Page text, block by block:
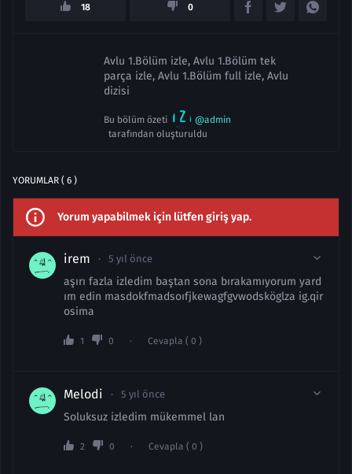
18 0
Avlu 1.Bölüm izle, Avlu 1.Bölüm tek
parça izle, Avlu 1.Bölüm full izle, Avlu
dizisi
Bu bölüm özeti
@admin
tarafından oluşturuldu
YORUMLAR ( 6 )
Yorum yapabilmek için lütfen giriş yap.
irem 5 yıl önce
aşırı fazla izledim baştan sona bırakamıyorum yard
ım edin masdokfmadsoıfjkewagfgvwodsköglza ig.qir
osima
1 0 Cevapla ( 0 )
Melodi 5 yıl önce
Soluksuz izledim mükemmel lan
2 0 Cevapla ( 0 )